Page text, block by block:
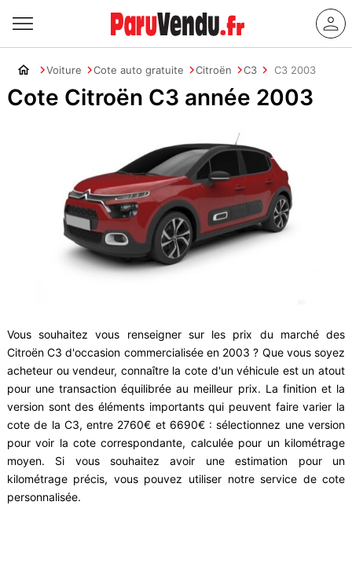
Voiture Cote auto gratuite Citroën C3 C3 2003
Cote Citroën C3 année 2003
Vous souhaitez vous renseigner sur les prix du marché des
Citroën C3 d'occasion commercialisée en 2003 ? Que vous soyez
acheteur ou vendeur, connaître la cote d'un véhicule est un atout
pour une transaction équilibrée au meilleur prix. La finition et la
version sont des éléments importants qui peuvent faire varier la
cote de la C3, entre 2760€ et 6690€ : sélectionnez une version
pour voir la cote correspondante, calculée pour un kilométrage
moyen. Si vous souhaitez avoir une estimation pour un
kilométrage précis, vous pouvez utiliser notre service de cote
personnalisée.